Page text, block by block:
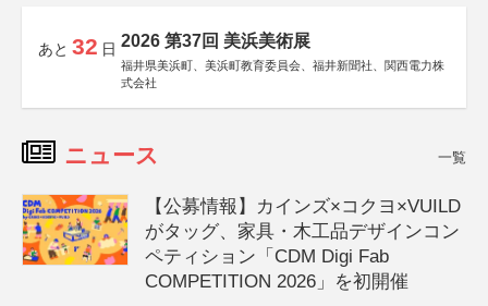
あと 32 日 2026 第37回 美浜美術展
福井県美浜町、美浜町教育委員会、福井新聞社、関西電力株
式会社
ニュース 一覧
【公募情報】カインズ×コクヨ×VUILD
がタッグ、家具・木工品デザインコン
ペティション「CDM Digi Fab
COMPETITION 2026」を初開催